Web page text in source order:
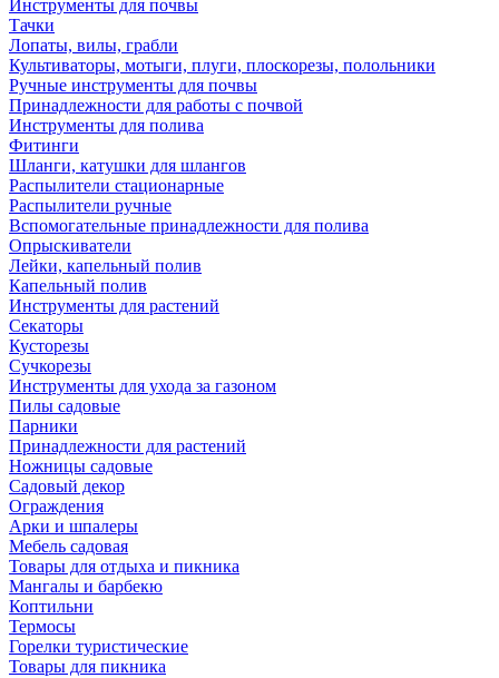
Инструменты для почвы
Тачки
Лопаты, вилы, грабли
Культиваторы, мотыги, плуги, плоскорезы, полольники
Ручные инструменты для почвы
Принадлежности для работы с почвой
Инструменты для полива
Фитинги
Шланги, катушки для шлангов
Распылители стационарные
Распылители ручные
Вспомогательные принадлежности для полива
Опрыскиватели
Лейки, капельный полив
Капельный полив
Инструменты для растений
Секаторы
Кусторезы
Сучкорезы
Инструменты для ухода за газоном
Пилы садовые
Парники
Принадлежности для растений
Ножницы садовые
Садовый декор
Ограждения
Арки и шпалеры
Мебель садовая
Товары для отдыха и пикника
Мангалы и барбекю
Коптильни
Термосы
Горелки туристические
Товары для пикника